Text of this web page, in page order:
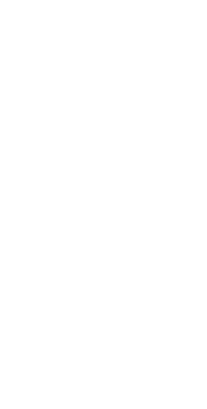
(niektoré z nich v susednom
miestnosti, služby concierge.
uvedené vybavenie)
sesterskom hoteli Hilton Dubai